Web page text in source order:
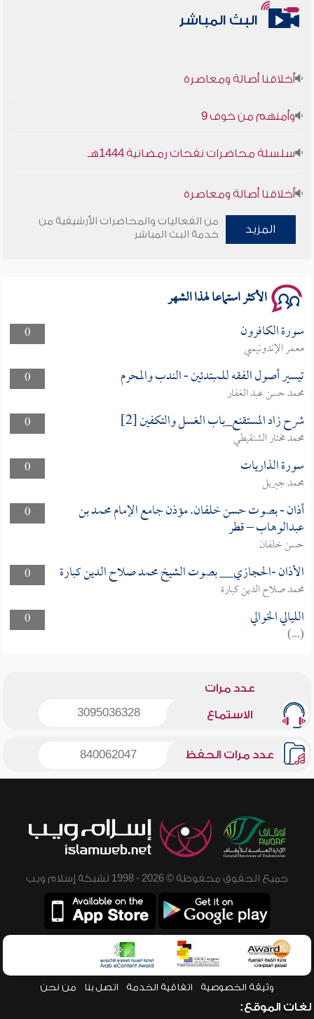
البث المباشر
أخلاقنا أصالة ومعاصرة
وأمنهم من خوف 9
سلسلة محاضرات نفحات رمضانية 1444هـ
أخلاقنا أصالة ومعاصرة
وأمنهم من خوف 9
المزيد
من الفعاليات والمحاضرات الأرشيفية من
خدمة البث المباشر
الأكثر استماعا لهذا الشهر
0 سورة الكافرون
معمر الإندونيسي
0
تيسير أصول الفقه للمبتدئين - الندب والمحرم
محمد حسن عبد الغفار
0
شرح زاد المستقنع_باب الغسل والتكفين [2]
محمد مختار الشنقيطي
0
سورة الذاريات
محمد جبريل
0
أذان - بصوت حسن خلفان. مؤذن جامع الإمام محمد بن
عبدالوهاب – قطر
حسن خلفان
0
الأذان -الحجازي__ بصوت الشيخ محمد صلاح الدين كبارة
محمد صلاح الدين كبارة
0
الليالي الخوالي
(...)
عدد مرات
الاستماع 3095036328
عدد مرات الحفظ 840062047
جميع الحقوق محفوظة © 2026 - 1998 لشبكة إسلام ويب
وثيقة الخصوصية اتفاقية الخدمة اتصل بنا من نحن
لغات الموقع: